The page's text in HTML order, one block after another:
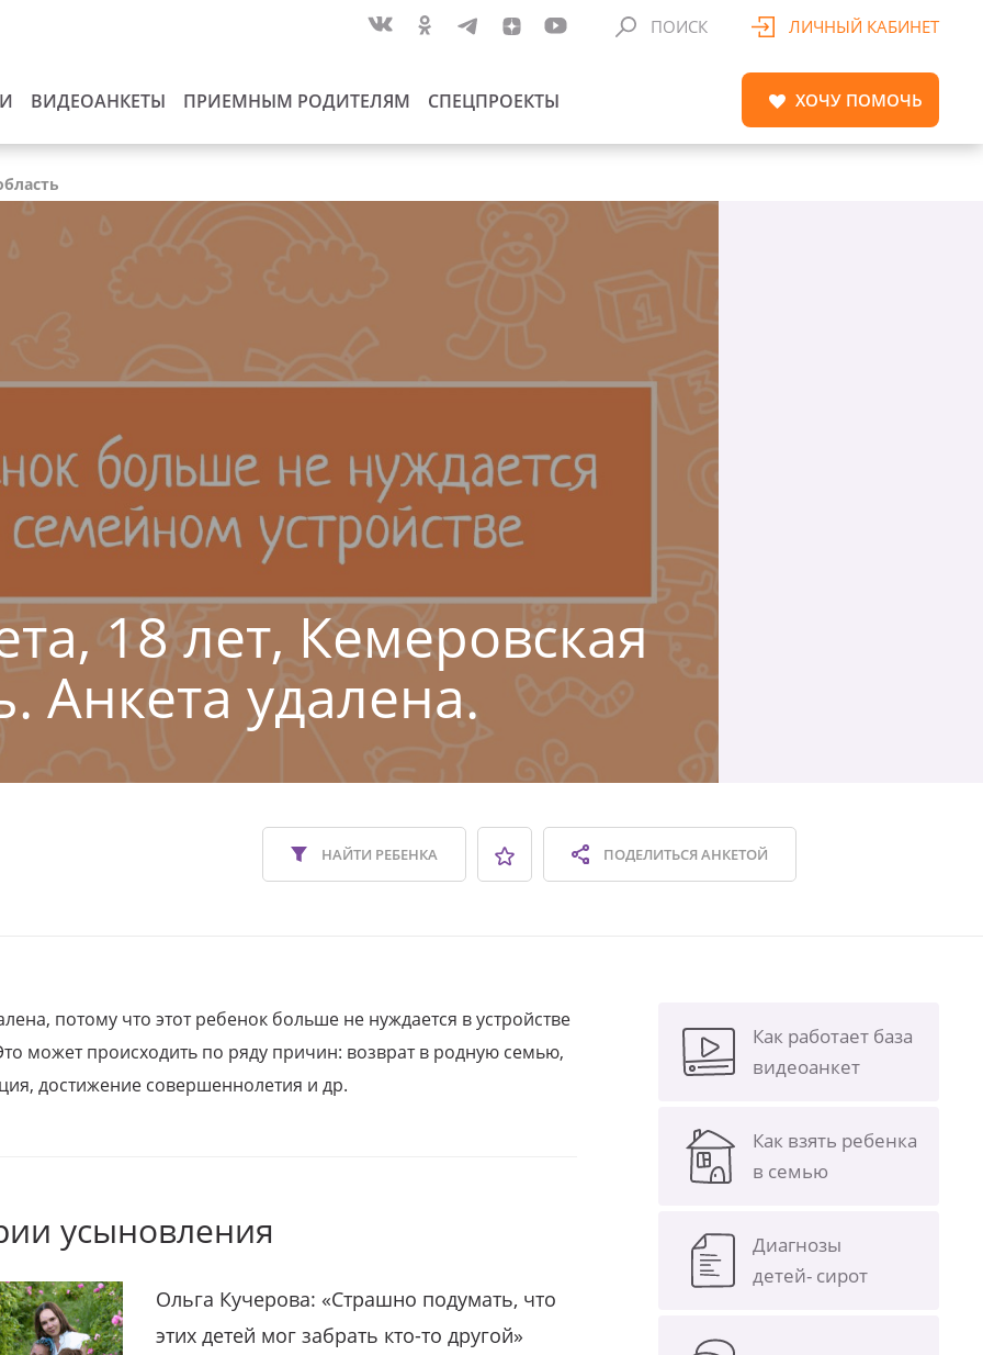
ВИДЕОАНКЕТЫ ПРИЕМНЫМ РОДИТЕЛЯМ СПЕЦПРОЕКТЫ
ПОИСК ЛИЧНЫЙ КАБИНЕТ
ХОЧУ ПОМОЧЬ
18 лет, Кемеровская
Анкета удалена.
ПОДЕЛИТЬСЯАНКЕТОЙ
НАЙТИ РЕБЕНКА
потому что этот ребенок больше не нуждается в устройстве
может происходить по ряду причин: возврат в родную семью,
достижение совершеннолетия и др.
усыновления
Ольга Кучерова: «Страшно подумать, что
этих детей мог забрать кто-то другой»
Как работает база
видеоанкет
Как взять ребенка
в семью
Диагнозы
детей- сирот